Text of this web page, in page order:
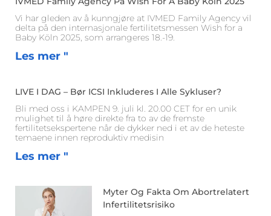
Vi har gleden av å kunngjøre at IVMED Family Agency vil
delta på den internasjonale fertilitetsmessen Wish for a
Baby Köln 2025, som arrangeres 18.-19.
Les mer "
LIVE I DAG – Bør ICSI Inkluderes I Alle Sykluser?
Bli med oss i KAMPEN 9. juli kl. 20.00 CET for en unik
mulighet til å høre direkte fra to av de fremste
fertilitetsekspertene når de dykker ned i et av de heteste
temaene innen reproduktiv medisin
Les mer "
Myter Og Fakta Om Abortrelatert
Infertilitetsrisiko